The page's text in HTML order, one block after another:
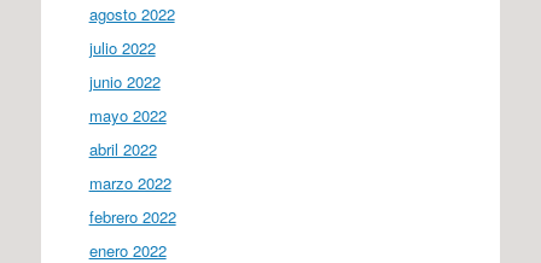
agosto 2022
julio 2022
junio 2022
mayo 2022
abril 2022
marzo 2022
febrero 2022
enero 2022